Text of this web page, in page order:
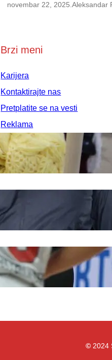
novembar 22, 2025.Aleksandar
Brzi meni
Karijera
Kontaktirajte nas
Pretplatite se na vesti
Reklama
Urednička politika
Pravila korišćenja
© 2024